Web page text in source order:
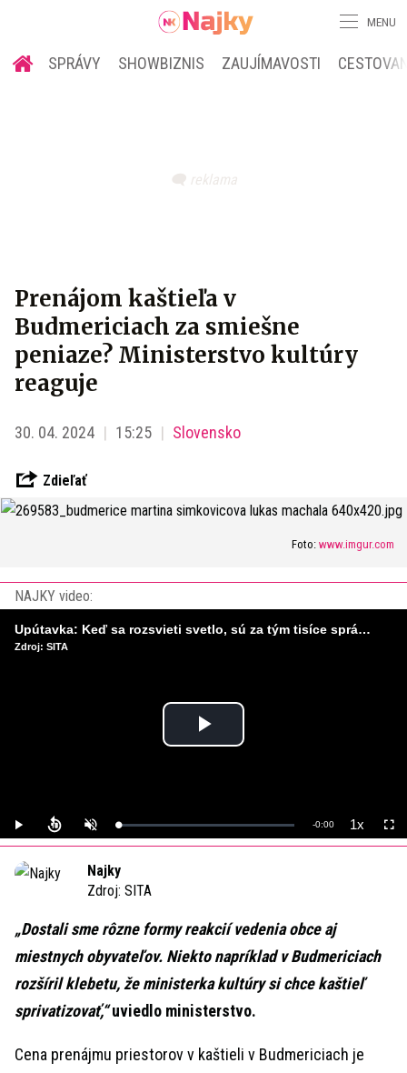
MENU
SPRÁVY SHOWBIZNIS ZAUJÍMAVOSTI
Prenájom kaštieľa v
Budmericiach za smiešne
peniaze? Ministerstvo kultúry
reaguje
30. 04. 2024 15:25 Slovensko
Zdieľať
Foto: www.imgur.com
NAJKY video:
Play
Play UnmuteLoaded:
0%
Remaining
-0:00 1xPlayback
Rate
Upútavka: Keď sa rozsvieti svetlo, sú za tým tisíce správnych rozhodnutí. Ako vzniká infraštruktúra, ktorú nevnímame?
Zdroj: SITA
Najky
Zdroj: SITA
„Dostali sme rôzne formy reakcií vedenia obce aj
miestnych obyvateľov. Niekto napríklad v Budmericiach
rozšíril klebetu, že ministerka kultúry si chce kaštieľ
sprivatizovať,“uviedlo ministerstvo.
Cena prenájmu priestorov v kaštieli v Budmericiach je